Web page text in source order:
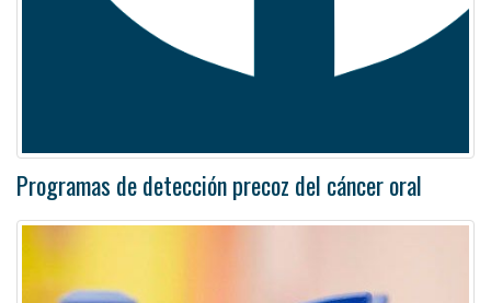
Programas de detección precoz del cáncer oral